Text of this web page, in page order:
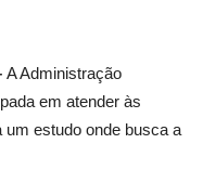
A Administração
em atender às
estudo onde busca a